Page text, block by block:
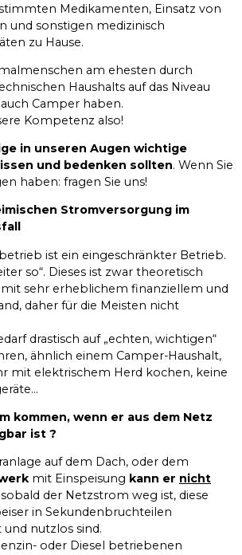
Medikamenten, Einsatz von
und sonstigen medizinisch
zu Hause.
am ehesten durch
Haushalts auf das Niveau
Camper haben.
Kompetenz also!
in unseren Augen wichtige
und bedenken sollten. Wenn Sie
haben: fragen Sie uns!
Stromversorgung im
ist ein eingeschränkter Betrieb.
so“. Dieses ist zwar theoretisch
sehr erheblichem finanziellem und
daher für die Meisten nicht
drastisch auf „echten, wichtigen“
ähnlich einem Camper-Haushalt,
mit elektrischem Herd kochen, keine
kommen, wenn er aus dem Netz
ist ?
auf dem Dach, oder dem
mit Einspeisung kann er nicht
sobald der Netzstrom weg ist, diese
in Sekundenbruchteilen
nutzlos sind.
oder Diesel betriebenen